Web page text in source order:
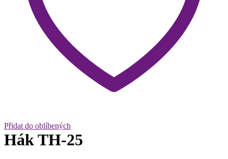
Přidat do oblíbených
Hák TH-25